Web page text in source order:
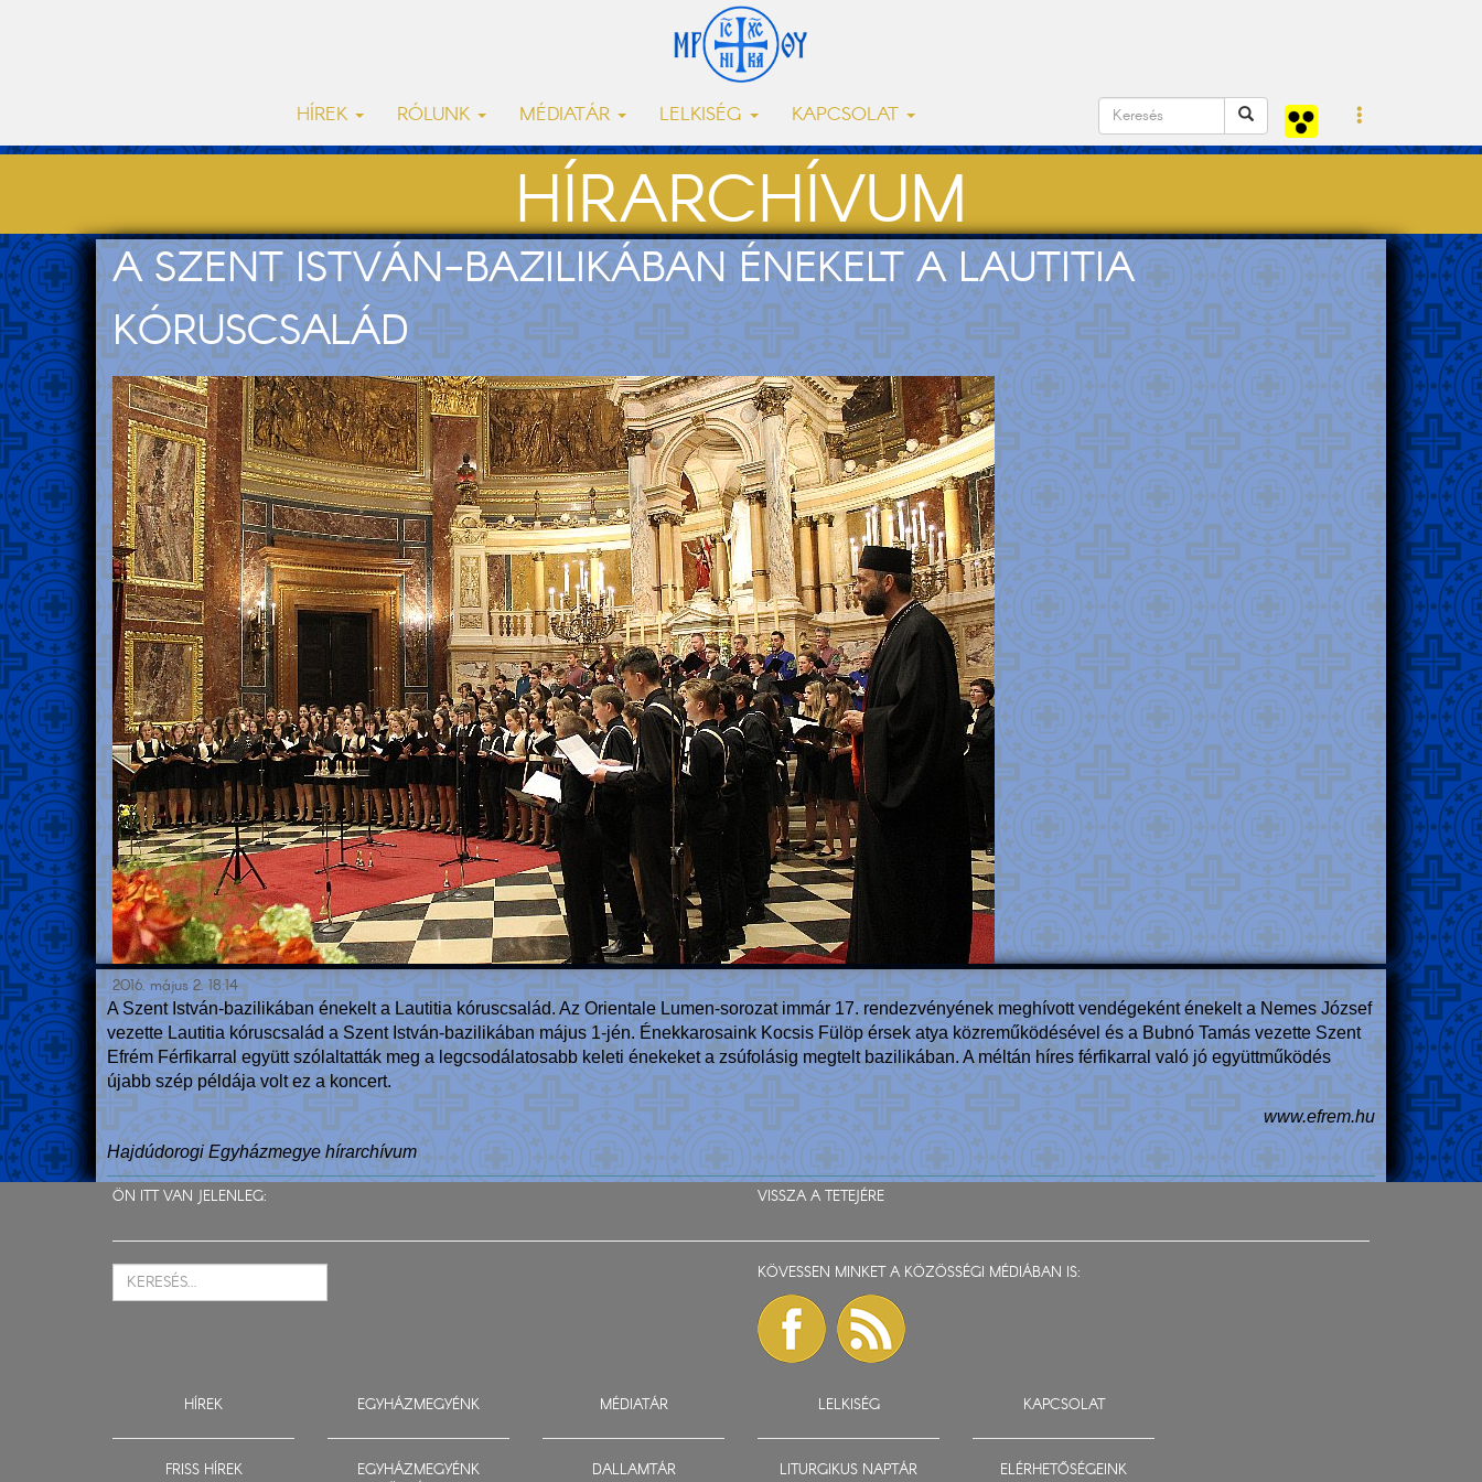
HÍREK RÓLUNK MÉDIATÁR LELKISÉG KAPCSOLAT
HÍRARCHÍVUM
A SZENT ISTVÁN-BAZILIKÁBAN ÉNEKELT A LAUTITIA
KÓRUSCSALÁD
2016. május 2. 18:14
A Szent István-bazilikában énekelt a Lautitia kóruscsalád. Az Orientale Lumen-sorozat immár 17. rendezvényének meghívott vendégeként énekelt a Nemes József
vezette Lautitia kóruscsalád a Szent István-bazilikában május 1-jén. Énekkarosaink Kocsis Fülöp érsek atya közreműködésével és a Bubnó Tamás vezette Szent
Efrém Férfikarral együtt szólaltatták meg a legcsodálatosabb keleti énekeket a zsúfolásig megtelt bazilikában. A méltán híres férfikarral való jó együttműködés
újabb szép példája volt ez a koncert.
www.efrem.hu
Hajdúdorogi Egyházmegye hírarchívum
ÖN ITT VAN JELENLEG: VISSZA A TETEJÉRE
KÖVESSEN MINKET A KÖZÖSSÉGI MÉDIÁBAN IS:
HÍREK
FRISS HÍREK
EGYHÁZMEGYÉNK
EGYHÁZMEGYÉNK
MÉDIATÁR
DALLAMTÁR
LELKISÉG
LITURGIKUS NAPTÁR
KAPCSOLAT
ELÉRHETŐSÉGEINK